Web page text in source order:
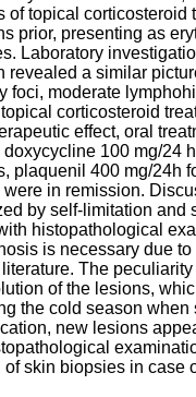
topical corticosteroid
prior, presenting as
Laboratory
a similar
moderate
corticosteroid
effect, oral
100 mg/24
plaquenil 400 mg/24h
in remission.
by self-limitation and
histopathological
is necessary due
The
of the lesions,
the cold season
new lesions
skin biopsies in case